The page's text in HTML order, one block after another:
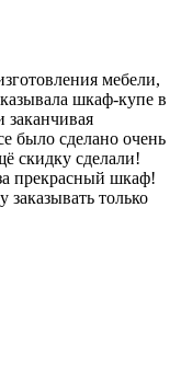
мебели,
шкаф-купе в
заканчивая
было сделано очень
скидку сделали!
прекрасный шкаф!
заказывать только